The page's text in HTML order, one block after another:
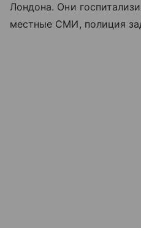
Лондона. Они
местные СМИ, полиция